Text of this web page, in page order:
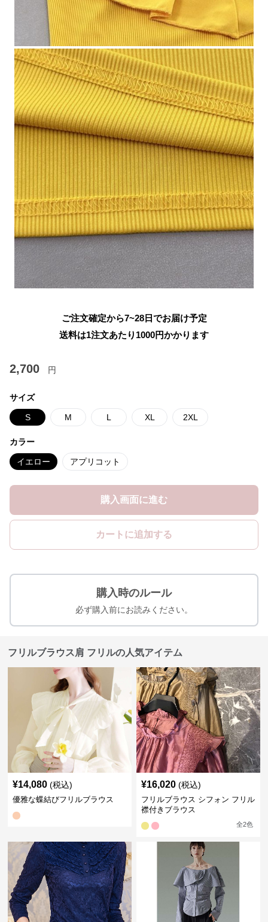
ご注文確定から7~28日でお届け予定
送料は1注文あたり 1000円かかります
2,700 円
サイズ
S M L XL 2XL
カラー
イエロー アプリコット
購入画面に進む
カートに追加する
購入時のルール
必ず購入前にお読みください。
フリルブラウス肩 フリルの人気アイテム
¥14,080 (税込)
優雅な蝶結びフリルブラウス
¥16,020 (税込)
フリルブラウス シフォン フリル
襟付きブラウス
全2色